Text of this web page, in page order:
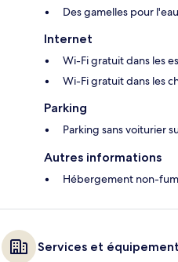
Des gamelles pour
Internet
Wi-Fi gratuit dans les
Wi-Fi gratuit dans les
Parking
Parking sans voiturier
Autres informations
Hébergement non-
Services et